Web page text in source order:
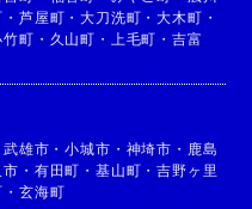
・ 芦屋町 ・大刀洗町 ・大木町 ・
竹町 ・ 久山町 ・ 上毛町 ・ 吉富
武雄市 ・小城市 ・ 神埼市 ・ 鹿島
市 ・ 有田町 ・ 基山町 ・吉野ヶ里
・ 玄海町